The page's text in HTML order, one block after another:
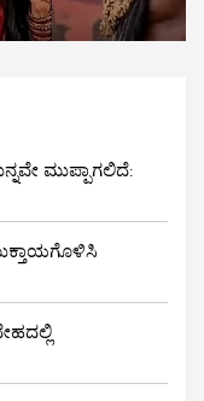
ಮುಪ್ಪಾಗಲಿದೆ: